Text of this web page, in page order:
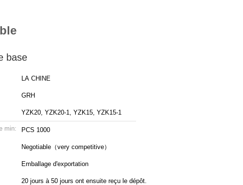
base
LA CHINE
GRH
YZK20, YZK20-1, YZK15, YZK15-1
min: PCS 1000
Negotiable（very competitive）
Emballage d'exportation
20 jours à 50 jours ont ensuite reçu le dépôt.